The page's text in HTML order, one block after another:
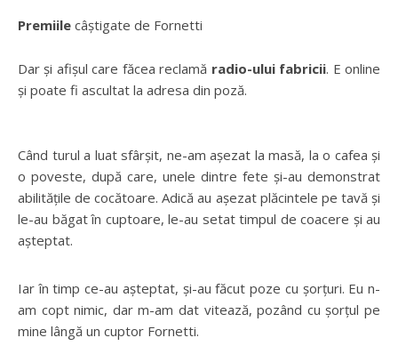
Premiile câștigate de Fornetti
Dar și afișul care făcea reclamă radio-ului fabricii. E online
și poate fi ascultat la adresa din poză.
Când turul a luat sfârșit, ne-am așezat la masă, la o cafea și
o poveste, după care, unele dintre fete și-au demonstrat
abilitățile de cocătoare. Adică au așezat plăcintele pe tavă și
le-au băgat în cuptoare, le-au setat timpul de coacere și au
așteptat.
Iar în timp ce-au așteptat, și-au făcut poze cu șorțuri. Eu n-
am copt nimic, dar m-am dat vitează, pozând cu șorțul pe
mine lângă un cuptor Fornetti.